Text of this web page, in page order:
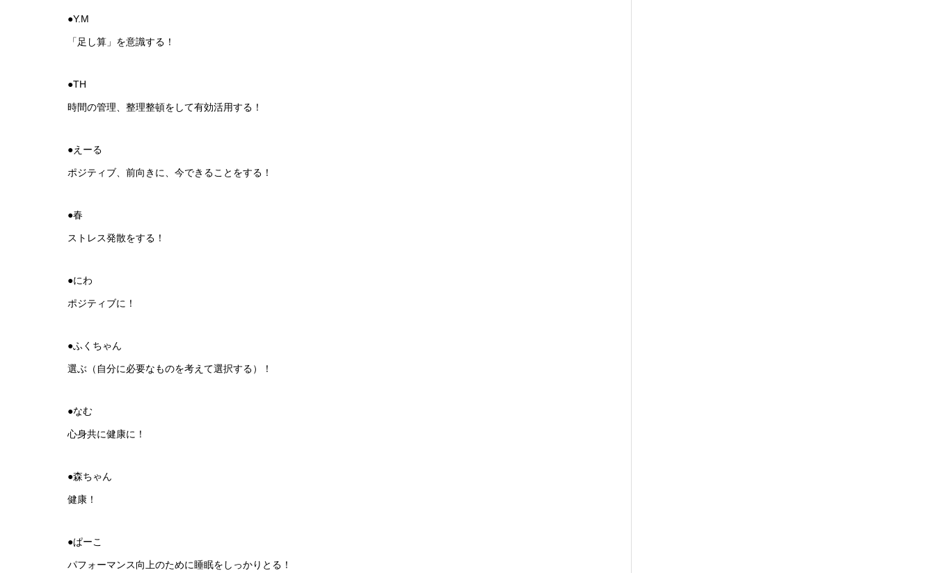
●Y.M
「足し算」を意識する！
●TH
時間の管理、整理整頓をして有効活用する！
●えーる
ポジティブ、前向きに、今できることをする！
●春
ストレス発散をする！
●にわ
ポジティブに！
●ふくちゃん
選ぶ （自分に必要なものを考え て選択する）！
●なむ
心身共に健康に！
●森ちゃん
健康！
●ぱーこ
パフォーマンス向上のために睡眠をしっかりとる！